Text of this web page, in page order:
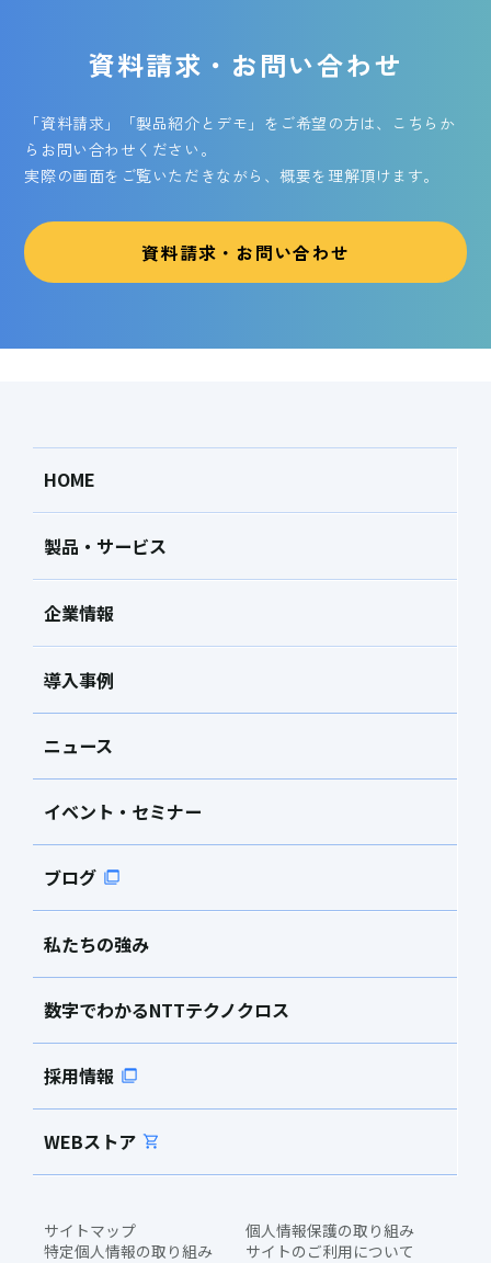
資料請求・お問い合わせ
「資料請求」「製品紹介とデモ」をご希望の方は、こちらか
らお問い合わせください。
実際の画面をご覧いただきながら、概要を理解頂けます。
資料請求・お問い合わせ
HOME
製品・サービス
企業情報
導入事例
ニュース
イベント・セミナー
ブログ
私たちの強み
数字でわかるNTTテクノクロス
採用情報
WEBストア
サイトマップ
個人情報保護の取り組み
特定個人情報の取り組み
サイトのご利用について